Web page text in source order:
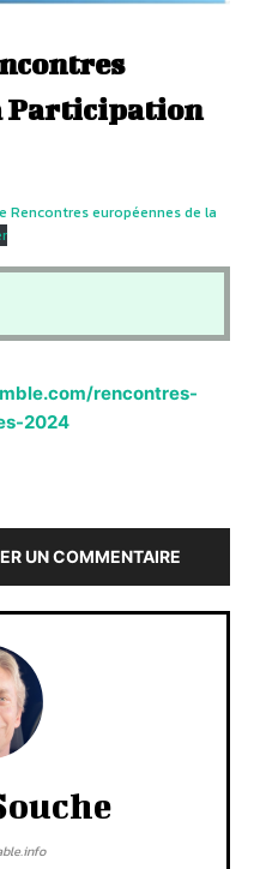
Participation
européennes de la
rencontres-
2024
UN COMMENTAIRE